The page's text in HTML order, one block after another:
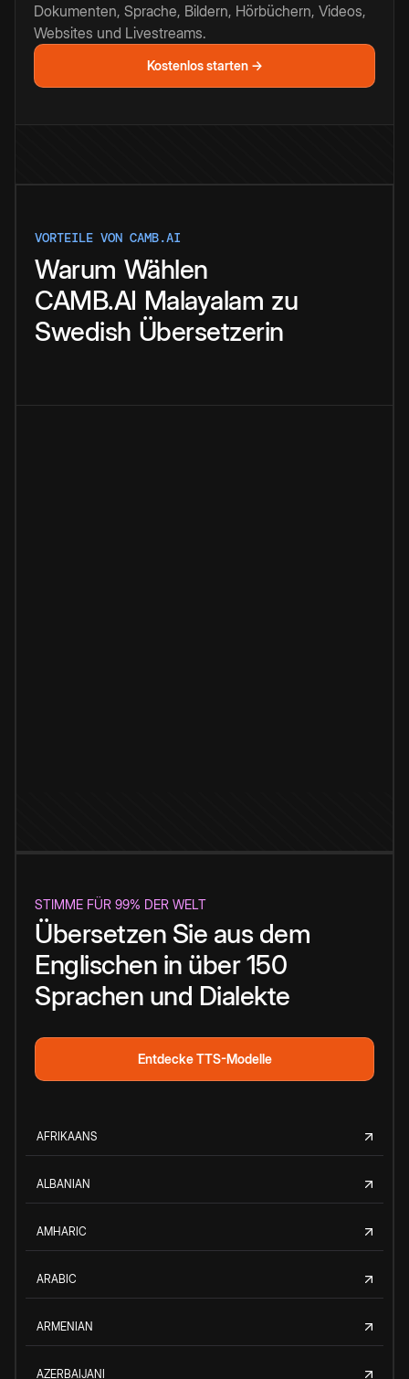
Dokumenten, Sprache, Bildern, Hörbüchern, Videos,
Websites und Livestreams.
Kostenlos starten →
VORTEILE VON CAMB.AI
Warum Wählen
CAMB.AI Malayalam zu
Swedish Übersetzerin
STIMME FÜR 99% DER WELT
Übersetzen Sie aus dem
Englischen in über 150
Sprachen und Dialekte
Entdecke TTS-Modelle
AFRIKAANS
ALBANIAN
AMHARIC
ARABIC
ARMENIAN
AZERBAIJANI